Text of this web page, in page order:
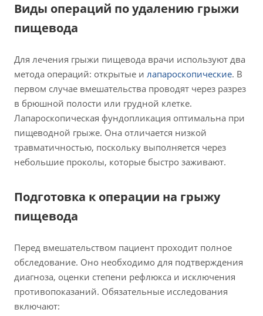
Виды операций по удалению грыжи
пищевода
Для лечения грыжи пищевода врачи используют два
метода операций: открытые и лапароскопические. В
первом случае вмешательства проводят через разрез
в брюшной полости или грудной клетке.
Лапароскопическая фундопликация оптимальна при
пищеводной грыже. Она отличается низкой
травматичностью, поскольку выполняется через
небольшие проколы, которые быстро заживают.
Подготовка к операции на грыжу
пищевода
Перед вмешательством пациент проходит полное
обследование. Оно необходимо для подтверждения
диагноза, оценки степени рефлюкса и исключения
противопоказаний. Обязательные исследования
включают: